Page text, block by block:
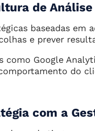
de Análise
baseadas em
e prever
como Google
do
com a